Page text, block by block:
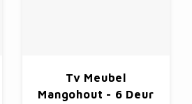
Tv Meubel
Mangohout - 6 Deur